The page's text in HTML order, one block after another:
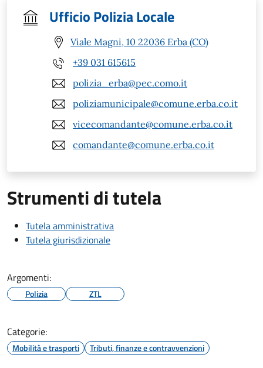
Ufficio Polizia Locale
Viale Magni, 10 22036 Erba (CO)
+39 031 615615
polizia_erba@pec.como.it
poliziamunicipale@comune.erba.co.it
vicecomandante@comune.erba.co.it
comandante@comune.erba.co.it
Strumenti di tutela
Tutela amministrativa
Tutela giurisdizionale
Argomenti:
Polizia ZTL
Categorie:
Mobilità e trasporti Tributi, finanze e contravvenzioni